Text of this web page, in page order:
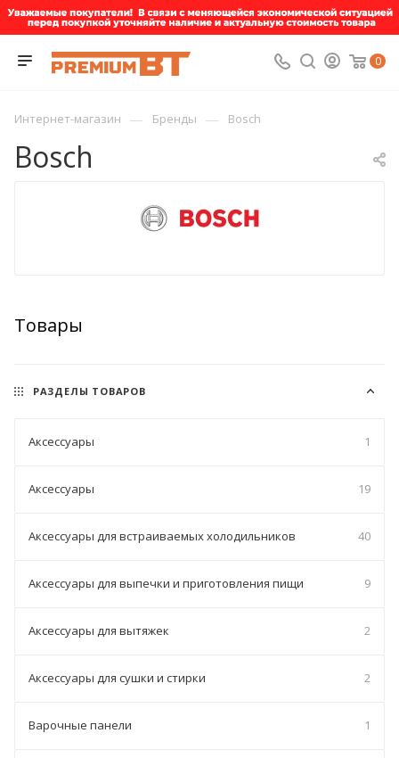
0
Интернет-магазин — Бренды — Bosch
Bosch
Товары
РАЗДЕЛЫ ТОВАРОВ
Аксессуары 1
Аксессуары 19
Аксессуары для встраиваемых холодильников 40
Аксессуары для выпечки и приготовления пищи 9
Аксессуары для вытяжек 2
Аксессуары для сушки и стирки 2
Варочные панели 1